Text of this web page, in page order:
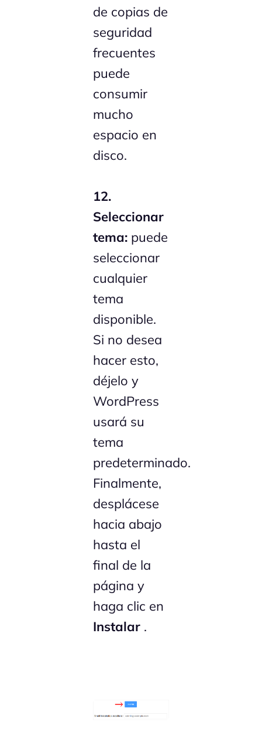
de copias de
seguridad
frecuentes
puede
consumir
mucho
espacio en
disco.
12.
Seleccionar
tema: puede
seleccionar
cualquier
tema
disponible.
Si no desea
hacer esto,
déjelo y
WordPress
usará su
tema
predeterminado.
Finalmente,
desplácese
hacia abajo
hasta el
final de la
página y
haga clic en
Instalar .